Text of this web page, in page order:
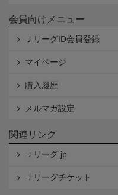
会員向けメニュー
ＪリーグID会員登録
マイページ
購入履歴
メルマガ設定
関連リンク
Ｊリーグ.jp
Ｊリーグチケット